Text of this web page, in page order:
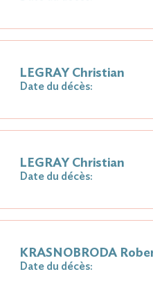
LEGRAY Christian
Date du décès:
LEGRAY Christian
Date du décès:
KRASNOBRODA
Date du décès: